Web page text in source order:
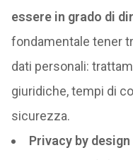
essere in grado di
fondamentale tener
dati personali:
giuridiche, tempi di
sicurezza.
Privacy by design